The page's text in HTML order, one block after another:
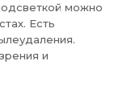
можно
Есть
и